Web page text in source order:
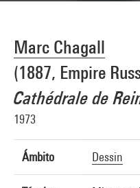
Marc Chagall
(1887, Empire
Cathédrale de
1973
Ámbito Dessin